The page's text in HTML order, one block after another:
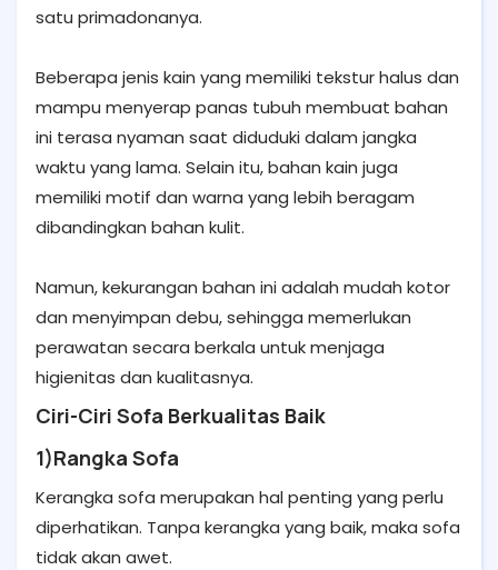
satu primadonanya.
Beberapa jenis kain yang memiliki tekstur halus dan
mampu menyerap panas tubuh membuat bahan
ini terasa nyaman saat diduduki dalam jangka
waktu yang lama. Selain itu, bahan kain juga
memiliki motif dan warna yang lebih beragam
dibandingkan bahan kulit.
Namun, kekurangan bahan ini adalah mudah kotor
dan menyimpan debu, sehingga memerlukan
perawatan secara berkala untuk menjaga
higienitas dan kualitasnya.
Ciri-Ciri Sofa Berkualitas Baik
1)Rangka Sofa
Kerangka sofa merupakan hal penting yang perlu
diperhatikan. Tanpa kerangka yang baik, maka sofa
tidak akan awet.